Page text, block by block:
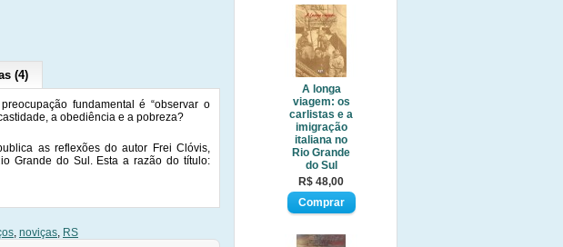
A longa
viagem: os
carlistas e a
imigração
italiana no
Rio Grande
do Sul
R$ 48,00
(4)
fundamental é “observar o
a obediência e a pobreza?
as reflexões do autor Frei Clóvis,
Grande do Sul. Esta a razão do título:
, noviças, RS